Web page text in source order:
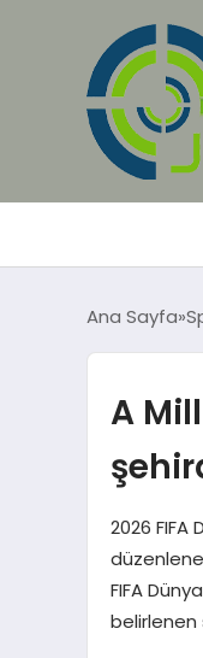
Ana Sayfa
A
2026
FIFA
belirlenen